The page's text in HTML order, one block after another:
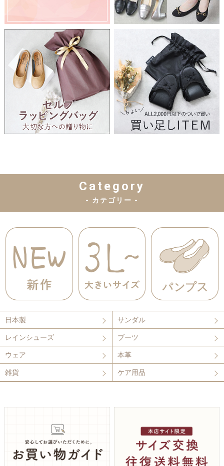
Category
- カテゴリー -
日本製 サンダル
レインシューズ ブーツ
ウェア 本革
雑貨 ケア用品